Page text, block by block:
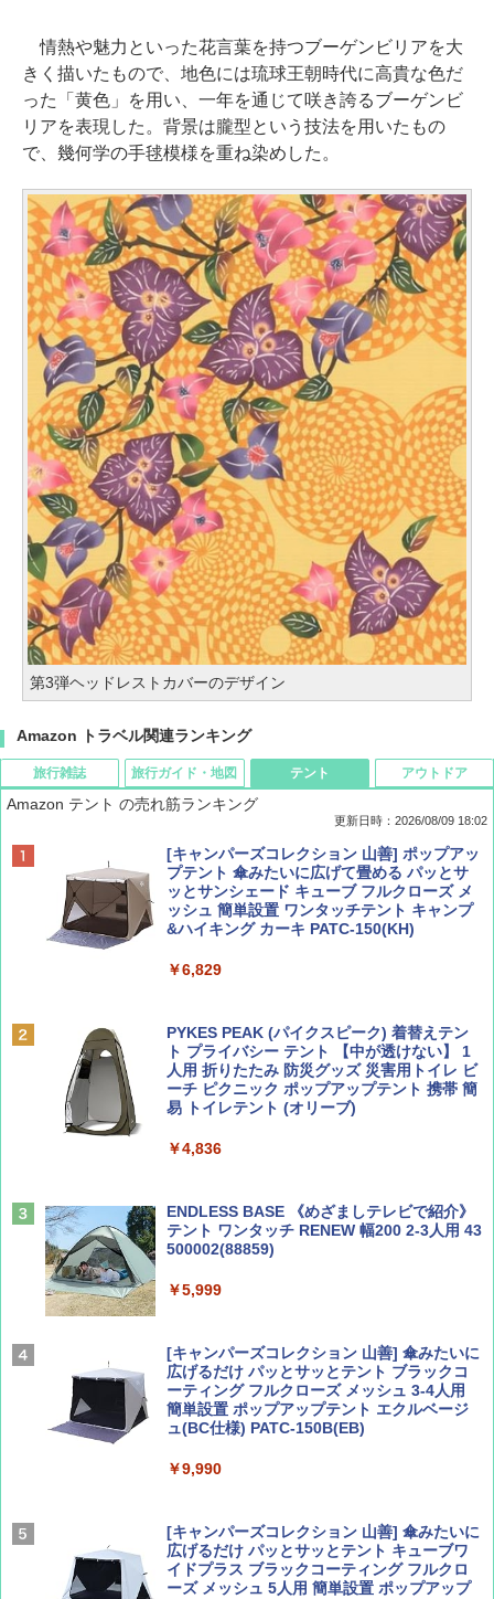
情熱や魅力といった花言葉を持つブーゲンビリアを大
きく描いたもので、地色には琉球王朝時代に高貴な色だ
った「黄色」を用い、一年を通じて咲き誇るブーゲンビ
リアを表現した。背景は朧型という技法を用いたもの
で、幾何学の手毬模様を重ね染めした。
第3弾ヘッドレストカバーのデザイン
Amazon トラベル関連ランキング
旅行雑誌
BE-PAL(ビ-パル) 2026年 9 月号【特別付録:
SOTO ミニマル"旅"財布 ランダム2種】
￥1,500
￥713
AIRLINE（エアライン）2026年9月号【特
集】ボーイング110周年を祝して！
￥1,760
旅行ガイド・地図
地球の歩き方 スター・ウォーズ
￥2,695
￥2,079
球の歩き方A ヨーロッパ
ァキア 2026～2027 地球の歩き方A ヨーロッ
￥2,277
新しい日本地理 地図・統計・移動から読み
解く (講談社現代新書)
￥1,540
テント
Amazon テント の売れ筋ランキング
更新日時：2026/08/09 18:02
[キャンパーズコレクション 山善] ポップアッ
プテント 傘みたいに広げて畳める パッとサ
ッとサンシェード キューブ フルクローズ メ
ッシュ 簡単設置 ワンタッチテント キャンプ
&ハイキング カーキ PATC-150(KH)
￥6,829
PYKES PEAK (パイクスピーク) 着替えテン
ト プライバシー テント 【中が透けない】 1
人用 折りたたみ 防災グッズ 災害用トイレ ビ
ーチ ピクニック ポップアップテント 携帯 簡
易 トイレテント (オリーブ)
￥4,836
ENDLESS BASE 《めざましテレビで紹介》
テント ワンタッチ RENEW 幅200 2-3人用 43
500002(88859)
￥5,999
[キャンパーズコレクション 山善] 傘みたいに
広げるだけ パッとサッとテント ブラックコ
ーティング フルクローズ メッシュ 3-4人用
簡単設置 ポップアップテント エクルベージ
ュ(BC仕様) PATC-150B(EB)
￥9,990
[キャンパーズコレクション 山善] 傘みたいに
広げるだけ パッとサッとテント キューブワ
イドプラス ブラックコーティング フルクロ
ーズ メッシュ 5人用 簡単設置 ポップアップ
アウトドア